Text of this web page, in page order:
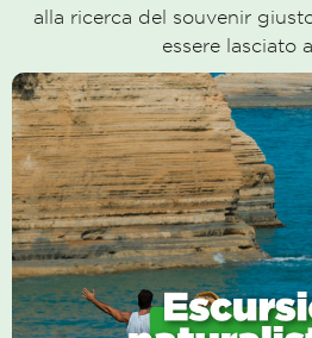
alla ricerca del souvenir
essere lasciato